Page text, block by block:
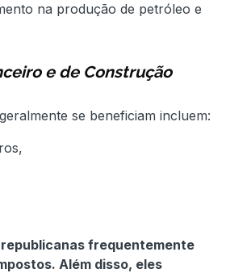
na produção de petróleo e
e de Construção
se beneficiam incluem:
frequentemente
Além disso, eles